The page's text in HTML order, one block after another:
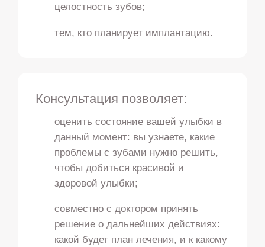
целостность зубов;
тем, кто планирует имплантацию.
Консультация позволяет:
оценить состояние вашей улыбки в
данный момент: вы узнаете, какие
проблемы с зубами нужно решить,
чтобы добиться красивой и
здоровой улыбки;
совместно с доктором принять
решение о дальнейших действиях:
какой будет план лечения, и к какому